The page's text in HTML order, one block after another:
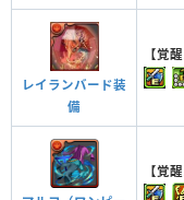
レイランバード装
備
【覚
【覚